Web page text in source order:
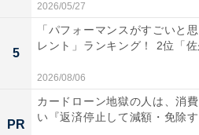
2026/05/27
5
「パフォーマンスがすごいと
レント」ランキング！ 2位「佐
2026/08/06
PR
カードローン地獄の人は、消
い『返済停止して減額・免除